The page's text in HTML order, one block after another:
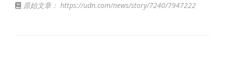
原始文章： https://udn.com/news/story/7240/7947222